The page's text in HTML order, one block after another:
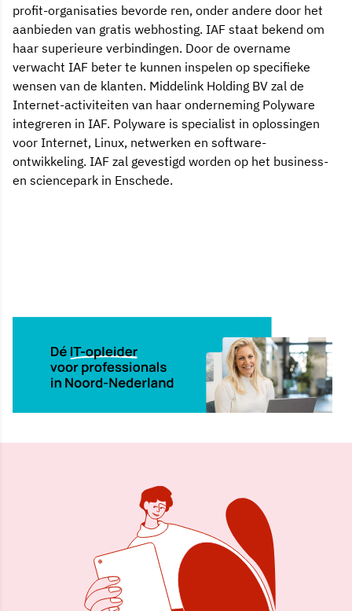
profit-organisaties bevorde ren, onder andere door het
aanbieden van gratis webhosting. IAF staat bekend om
haar superieure verbindingen. Door de overname
verwacht IAF beter te kunnen inspelen op specifieke
wensen van de klanten. Middelink Holding BV zal de
Internet-activiteiten van haar onderneming Polyware
integreren in IAF. Polyware is specialist in oplossingen
voor Internet, Linux, netwerken en software-
ontwikkeling. IAF zal gevestigd worden op het business-
en sciencepark in Enschede.
16 dec 2000, 00:00